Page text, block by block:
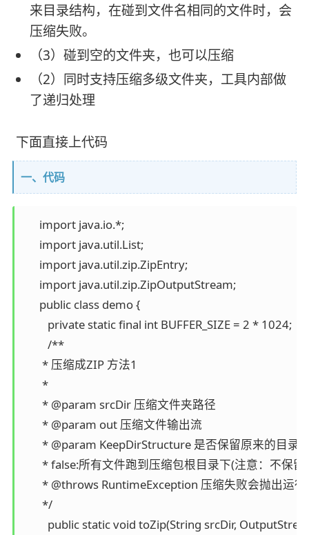
来目录结构，在碰到文件名相同的文件时，会
压缩失败。
（3）碰到空的文件夹，也可以压缩
（2）同时支持压缩多级文件夹，工具内部做
了递归处理
下面直接上代码
一、代码
      import java.io.*;
      import java.util.List;
      import java.util.zip.ZipEntry;
      import java.util.zip.ZipOutputStream;
      public class demo {
         private static final int BUFFER_SIZE = 2 * 1024;
         /**
       * 压缩成ZIP 方法1
       *
       * @param srcDir 压缩文件夹路径
       * @param out 压缩文件输出流
* @param KeepDirStructure 是否保留原来的目录
* false:所有文件跑到压缩包根目录下(注意：不
* @throws RuntimeException 压缩失败会抛出运
       */
public static void toZip(String srcDir,